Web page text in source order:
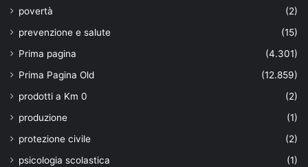
povertà
(2)
prevenzione e salute
(15)
Prima pagina
(4.301)
Prima Pagina Old
(12.859)
prodotti a Km 0
(2)
produzione
(1)
protezione civile
(2)
psicologia scolastica
(1)